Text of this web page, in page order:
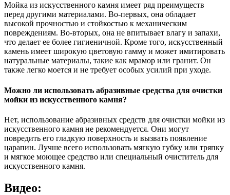
Мойка из искусственного камня имеет ряд преимуществ
перед другими материалами. Во-первых, она обладает
высокой прочностью и стойкостью к механическим
повреждениям. Во-вторых, она не впитывает влагу и запахи,
что делает ее более гигиеничной. Кроме того, искусственный
камень имеет широкую цветовую гамму и может имитировать
натуральные материалы, такие как мрамор или гранит. Он
также легко моется и не требует особых усилий при уходе.
Можно ли использовать абразивные средства для очистки
мойки из искусственного камня?
Нет, использование абразивных средств для очистки мойки из
искусственного камня не рекомендуется. Они могут
повредить его гладкую поверхность и вызвать появление
царапин. Лучше всего использовать мягкую губку или тряпку
и мягкое моющее средство или специальный очиститель для
искусственного камня.
Видео: